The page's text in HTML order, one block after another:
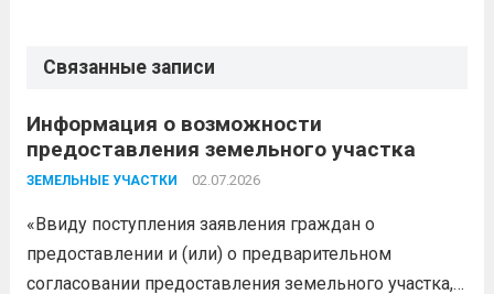
Связанные записи
Информация о возможности
предоставления земельного участка
ЗЕМЕЛЬНЫЕ УЧАСТКИ 02.07.2026
«Ввиду поступления заявления граждан о
предоставлении и (или) о предварительном
согласовании предоставления земельного участка,